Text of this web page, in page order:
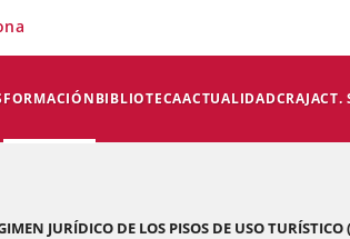
FORMACIÓNBIBLIOTECAACTUALIDADCRAJACT.
JURÍDICO DE LOS PISOS DE USO TURÍSTICO